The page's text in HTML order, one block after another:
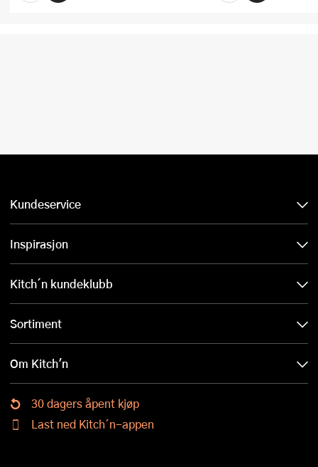
Kundeservice
Inspirasjon
Kitch´n kundeklubb
Sortiment
Om Kitch'n
30 dagers åpent kjøp
Last ned Kitch´n-appen